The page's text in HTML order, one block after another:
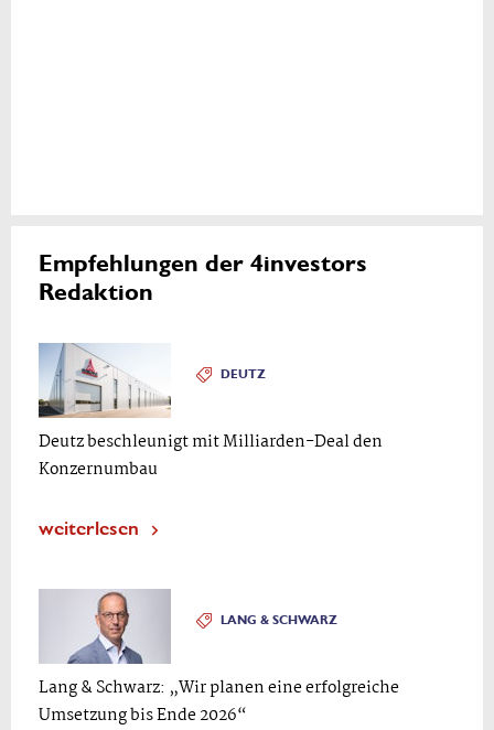
Empfehlungen der 4investors
Redaktion
DEUTZ
Deutz beschleunigt mit Milliarden-Deal den
Konzernumbau
weiterlesen
LANG & SCHWARZ
Lang & Schwarz: „Wir planen eine erfolgreiche
Umsetzung bis Ende 2026“